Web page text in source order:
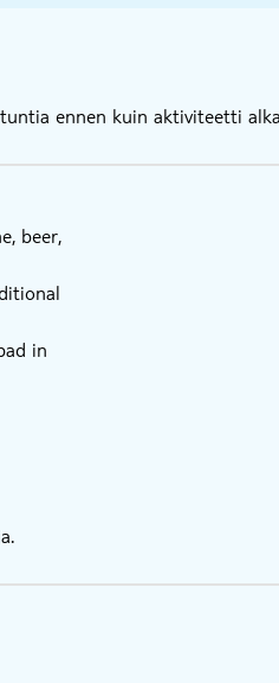
ennen kuin aktiviteetti
beer,
in